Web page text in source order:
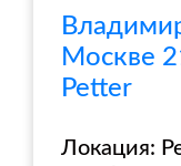
Москве
Petter
Локация: